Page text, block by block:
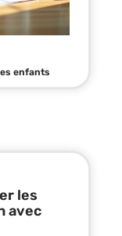
enfants
les
avec